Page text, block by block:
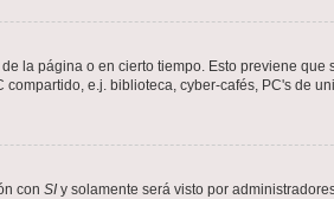
la página o en cierto tiempo. Esto previene
e.j. biblioteca, cyber-cafés, PC's de
con SI y solamente será visto por